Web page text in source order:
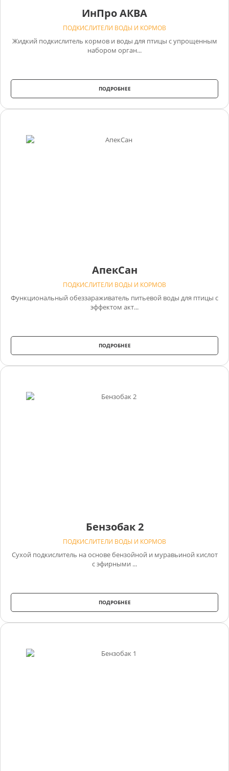
ИнПро АКВА
ПОДКИСЛИТЕЛИ ВОДЫ И КОРМОВ
Жидкий подкислитель кормов и воды для птицы с упрощенным
набором орган...
ПОДРОБНЕЕ
АпекСан
ПОДКИСЛИТЕЛИ ВОДЫ И КОРМОВ
Функциональный обеззараживатель питьевой воды для птицы с
эффектом акт...
ПОДРОБНЕЕ
Бензобак 2
ПОДКИСЛИТЕЛИ ВОДЫ И КОРМОВ
Сухой подкислитель на основе бензойной и муравьиной кислот
с эфирными ...
ПОДРОБНЕЕ